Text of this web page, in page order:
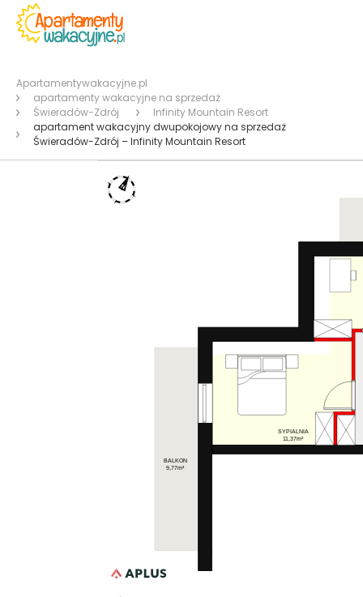
Apartamentywakacyjne.pl
apartamenty wakacyjne na sprzedaż
Świeradów-Zdrój
Infinity Mountain Resort
apartament wakacyjny dwupokojowy na sprzedaż
Świeradów-Zdrój – Infinity Mountain Resort
SYPIALNIA
11,37m²
BALKON
9,77m²